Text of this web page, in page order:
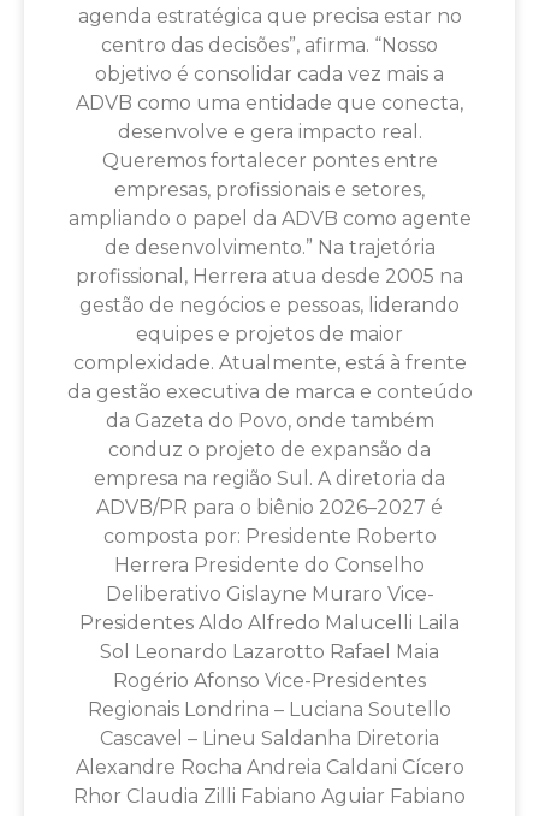
agenda estratégica que precisa estar no
centro das decisões”, afirma. “Nosso
objetivo é consolidar cada vez mais a
ADVB como uma entidade que conecta,
desenvolve e gera impacto real.
Queremos fortalecer pontes entre
empresas, profissionais e setores,
ampliando o papel da ADVB como agente
de desenvolvimento.” Na trajetória
profissional, Herrera atua desde 2005 na
gestão de negócios e pessoas, liderando
equipes e projetos de maior
complexidade. Atualmente, está à frente
da gestão executiva de marca e conteúdo
da Gazeta do Povo, onde também
conduz o projeto de expansão da
empresa na região Sul. A diretoria da
ADVB/PR para o biênio 2026–2027 é
composta por: Presidente Roberto
Herrera Presidente do Conselho
Deliberativo Gislayne Muraro Vice-
Presidentes Aldo Alfredo Malucelli Laila
Sol Leonardo Lazarotto Rafael Maia
Rogério Afonso Vice-Presidentes
Regionais Londrina – Luciana Soutello
Cascavel – Lineu Saldanha Diretoria
Alexandre Rocha Andreia Caldani Cícero
Rhor Claudia Zilli Fabiano Aguiar Fabiano